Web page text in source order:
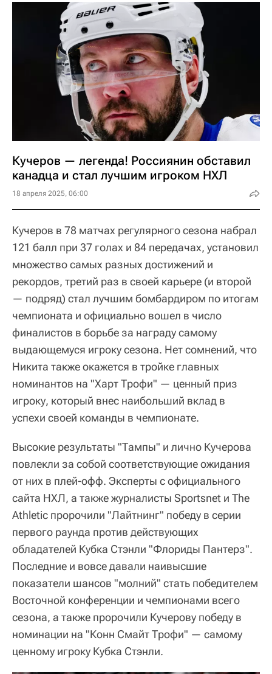
Кучеров — легенда! Россиянин обставил
канадца и стал лучшим игроком НХЛ
18 апреля 2025, 06:00
Кучеров в 78 матчах регулярного сезона набрал
121 балл при 37 голах и 84 передачах, установил
множество самых разных достижений и
рекордов, третий раз в своей карьере (и второй
— подряд) стал лучшим бомбардиром по итогам
чемпионата и официально вошел в число
финалистов в борьбе за награду самому
выдающемуся игроку сезона. Нет сомнений, что
Никита также окажется в тройке главных
номинантов на "Харт Трофи" — ценный приз
игроку, который внес наибольший вклад в
успехи своей команды в чемпионате.
Высокие результаты "Тампы" и лично Кучерова
повлекли за собой соответствующие ожидания
от них в плей-офф. Эксперты с официального
сайта НХЛ, а также журналисты Sportsnet и The
Athletic пророчили "Лайтнинг" победу в серии
первого раунда против действующих
обладателей Кубка Стэнли "Флориды Пантерз".
Последние и вовсе давали наивысшие
показатели шансов "молний" стать победителем
Восточной конференции и чемпионами всего
сезона, а также пророчили Кучерову победу в
номинации на "Конн Смайт Трофи" — самому
ценному игроку Кубка Стэнли.